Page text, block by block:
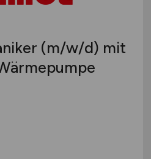
(m/w/d) mit